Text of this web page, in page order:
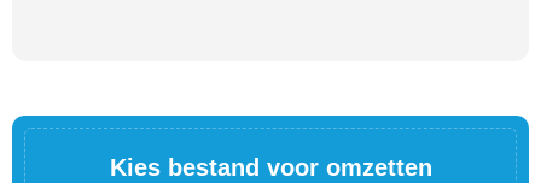
Kies bestand voor omzetten